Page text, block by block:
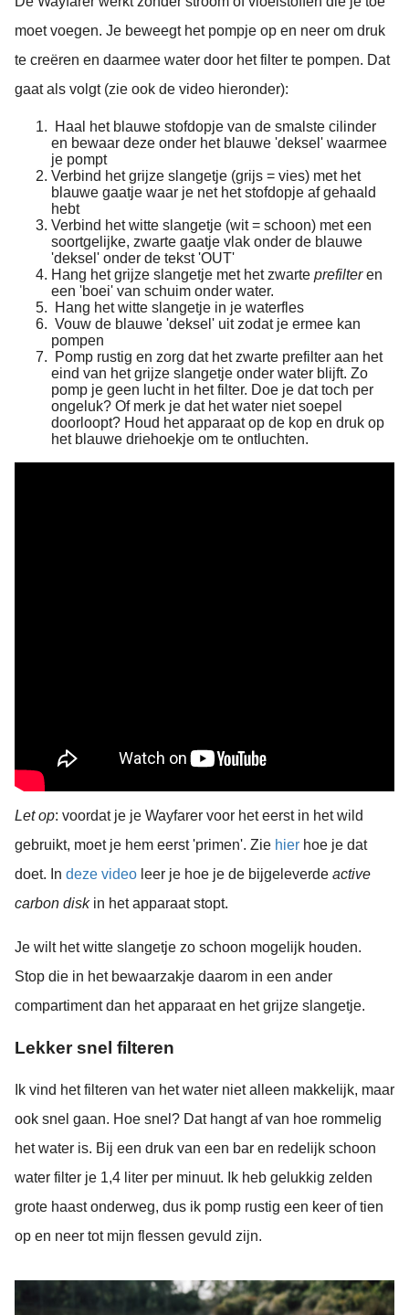
moet voegen. Je beweegt het pompje op en neer om druk
te creëren en daarmee water door het filter te pompen. Dat
gaat als volgt (zie ook de video hieronder):
Haal het blauwe stofdopje van de smalste cilinder
en bewaar deze onder het blauwe 'deksel' waarmee
je pompt
Verbind het grijze slangetje (grijs = vies) met het
blauwe gaatje waar je net het stofdopje af gehaald
hebt
Verbind het witte slangetje (wit = schoon) met een
soortgelijke, zwarte gaatje vlak onder de blauwe
'deksel' onder de tekst 'OUT'
Hang het grijze slangetje met het zwarte prefilteren
een 'boei' van schuim onder water.
Hang het witte slangetje in je waterfles
Vouw de blauwe 'deksel' uit zodat je ermee kan
pompen
Pomp rustig en zorg dat het zwarte prefilter aan het
eind van het grijze slangetje onder water blijft. Zo
pomp je geen lucht in het filter. Doe je dat toch per
ongeluk? Of merk je dat het water niet soepel
doorloopt? Houd het apparaat op de kop en druk op
het blauwe driehoekje om te ontluchten.
Let op: voordat je je Wayfarer voor het eerst in het wild
gebruikt, moet je hem eerst 'primen'. Zie hier hoe je dat
doet. In deze video leer je hoe je de bijgeleverde active
carbon diskin het apparaat stopt.
Je wilt het witte slangetje zo schoon mogelijk houden.
Stop die in het bewaarzakje daarom in een ander
compartiment dan het apparaat en het grijze slangetje.
Lekker snel filteren
Ik vind het filteren van het water niet alleen makkelijk, maar
ook snel gaan. Hoe snel? Dat hangt af van hoe rommelig
het water is. Bij een druk van een bar en redelijk schoon
water filter je 1,4 liter per minuut. Ik heb gelukkig zelden
grote haast onderweg, dus ik pomp rustig een keer of tien
op en neer tot mijn flessen gevuld zijn.